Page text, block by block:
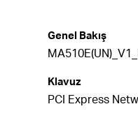
Genel Bakış
Klavuz
PCI Express